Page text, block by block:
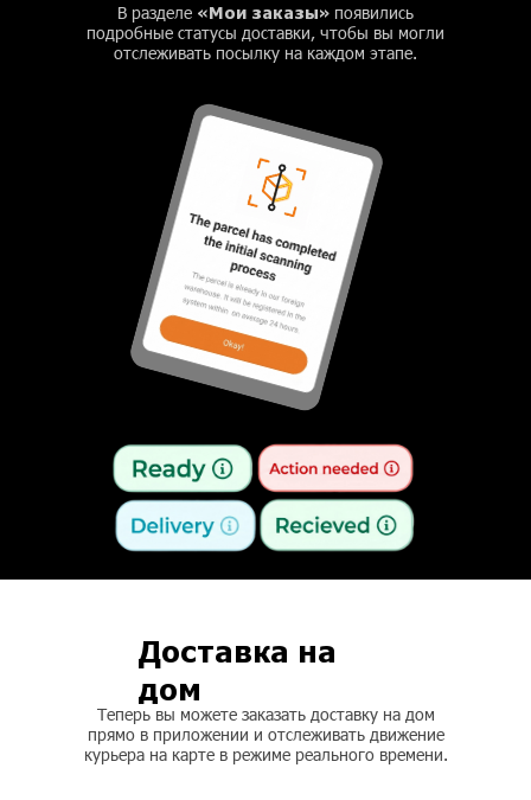
В разделе «Мои заказы» появились
подробные статусы доставки, чтобы вы могли
отслеживать посылку на каждом этапе.
Доставка на
дом
Теперь вы можете заказать доставку на дом
прямо в приложении и отслеживать движение
курьера на карте в режиме реального времени.